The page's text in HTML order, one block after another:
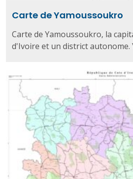
Carte de Yamoussoukro
Carte de Yamoussoukro, la
d'Ivoire et un district autonome.